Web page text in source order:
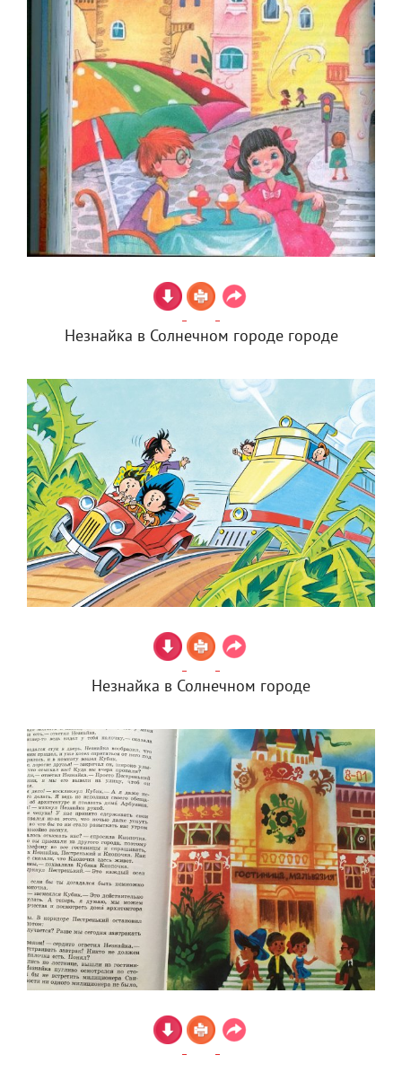
Незнайка в Солнечном городе городе
Незнайка в Солнечном городе